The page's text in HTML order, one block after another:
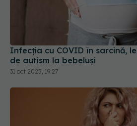
Infecția cu COVID în sarcină,
de autism la bebeluși
31 oct 2025, 19:27